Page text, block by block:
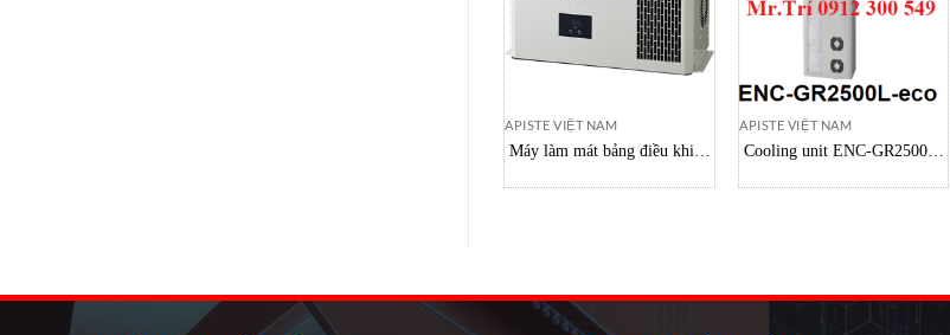
APISTE VIỆT NAM
Máy làm mát bảng điều khiển
Việt nam
APISTE VIỆT NAM
Cooling unit ENC-GR2500L-
eco Apiste ENC-AR2900L-CU
Apiste Việt Nam